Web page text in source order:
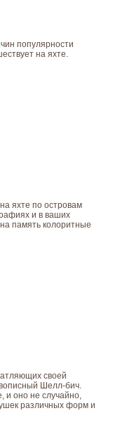
популярности
на яхте.
яхте по островам
и в ваших
память колоритные
своей
Шелл-бич.
и оно не случайно,
различных форм и